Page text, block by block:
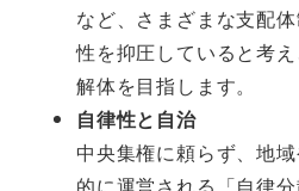
など、さまざまな支配
性を抑圧していると考
解体を目指します。
自律性と自治
中央集権に頼らず、地